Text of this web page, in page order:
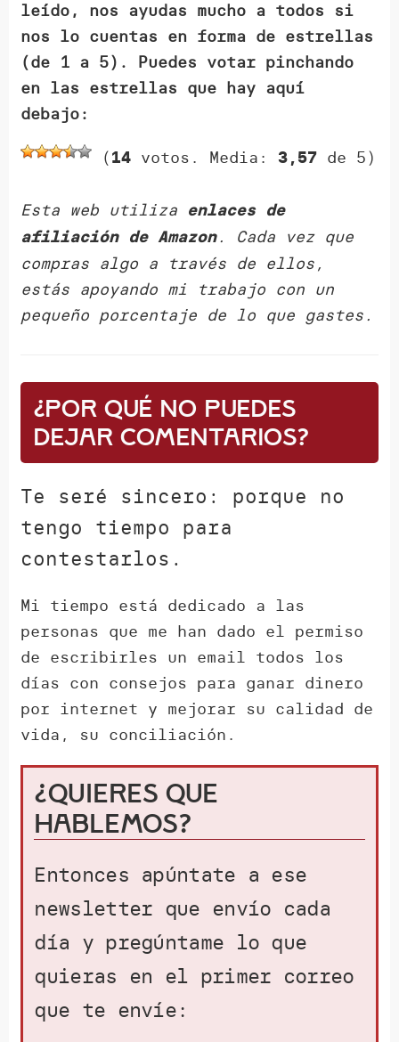
leído, nos ayudas mucho a todos si
nos lo cuentas en forma de estrellas
(de 1 a 5). Puedes votar pinchando
en las estrellas que hay aquí
debajo:
(14 votos. Media:3,57 de 5)
Esta web utiliza enlaces de
afiliación de Amazon. Cada vez que
compras algo a través de ellos,
estás apoyando mi trabajo con un
pequeño porcentaje de lo que gastes.
¿Por qué NO puedes
dejar comentarios?
Te seré sincero: porque no
tengo tiempo para
contestarlos.
Mi tiempo está dedicado a las
personas que me han dado el permiso
de escribirles un email todos los
días con consejos para ganar dinero
por internet y mejorar su calidad de
vida, su conciliación.
¿Quieres que
hablemos?
Entonces apúntate a ese
newsletter que envío cada
día y pregúntame lo que
quieras en el primer correo
que te envíe: